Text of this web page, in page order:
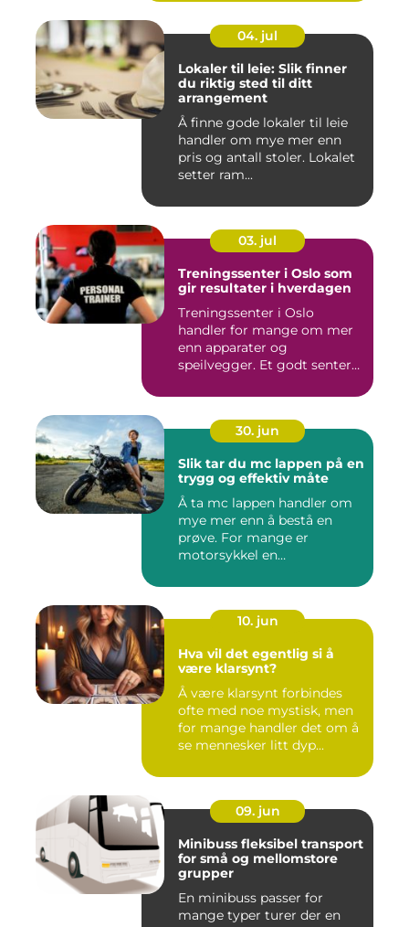
04. jul
Lokaler til leie: Slik finner
du riktig sted til ditt
arrangement
Å finne gode lokaler til leie
handler om mye mer enn
pris og antall stoler. Lokalet
setter ram...
03. jul
Treningssenter i Oslo som
gir resultater i hverdagen
Treningssenter i Oslo
handler for mange om mer
enn apparater og
speilvegger. Et godt senter
30. jun
Slik tar du mc lappen på en
trygg og effektiv måte
Å ta mc lappen handler om
mye mer enn å bestå en
prøve. For mange er
motorsykkel en
10. jun
Hva vil det egentlig si å
være klarsynt?
Å være klarsynt forbindes
ofte med noe mystisk, men
for mange handler det om å
se mennesker litt dyp...
09. jun
Minibuss fleksibel transport
for små og mellomstore
grupper
En minibuss passer for
mange typer turer der en